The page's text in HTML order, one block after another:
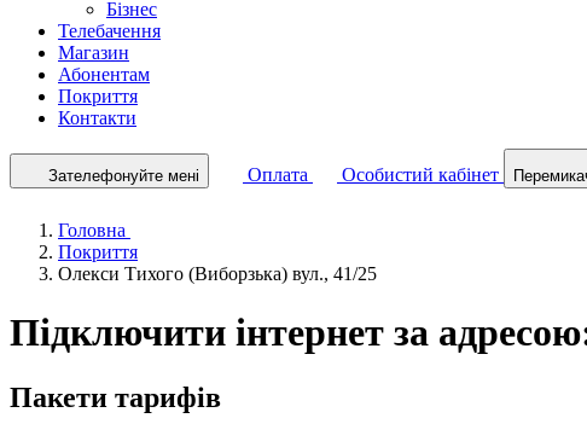
Бізнес
Телебачення
Магазин
Абонентам
Покриття
Контакти
Зателефонуйте мені Оплата Особистий кабінет
Головна
Покриття
Олекси Тихого (Виборзька) вул., 41/25
Підключити інтернет за
Пакети тарифів